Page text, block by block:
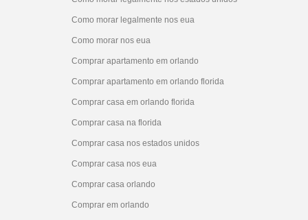
Como morar legalmente nos eua
Como morar nos eua
Comprar apartamento em orlando
Comprar apartamento em orlando florida
Comprar casa em orlando florida
Comprar casa na florida
Comprar casa nos estados unidos
Comprar casa nos eua
Comprar casa orlando
Comprar em orlando